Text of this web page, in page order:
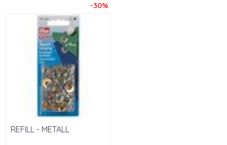
-30%
REFILL - METALL